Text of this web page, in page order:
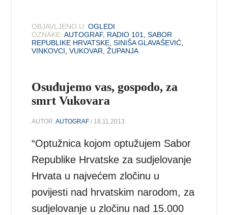
OBJAVLJENO U: OGLEDI
OZNAKE: AUTOGRAF, RADIO 101 ,SABOR
REPUBLIKE HRVATSKE ,SINIŠA GLAVAŠEVIĆ
VINKOVCI ,VUKOVAR ,ŽUPANJA
Osuđujemo vas, gospodo, za
smrt Vukovara
AUTOR:AUTOGRAF / 18.11.2013.
“Optužnica kojom optužujem Sabor
Republike Hrvatske za sudjelovanje
Hrvata u najvećem zločinu u
povijesti nad hrvatskim narodom, za
sudjelovanje u zločinu nad 15.000